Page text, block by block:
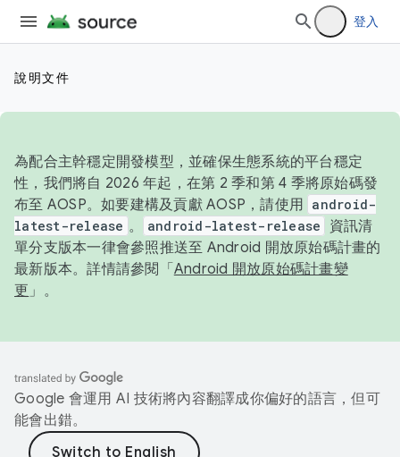
登入
說明文件
為配合主幹穩定開發模型，並確保生態系統的平台穩定
性，我們將自 2026 年起，在第 2 季和第 4 季將原始碼發
布至 AOSP。如要建構及貢獻 AOSP，請使用 android-
latest-release 。 android-latest-release
資訊清
單分支版本一律會參照推送至 Android 開放原始碼計畫的
最新版本。詳情請參閱「 Android 開放原始碼計畫變
更 」。
Google 會運用 AI 技術將內容翻譯成你偏好的語言，但可
能會出錯。